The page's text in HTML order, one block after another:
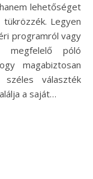
lehetőséget
Legyen
programról vagy
megfelelő póló
magabiztosan
választék
a saját…